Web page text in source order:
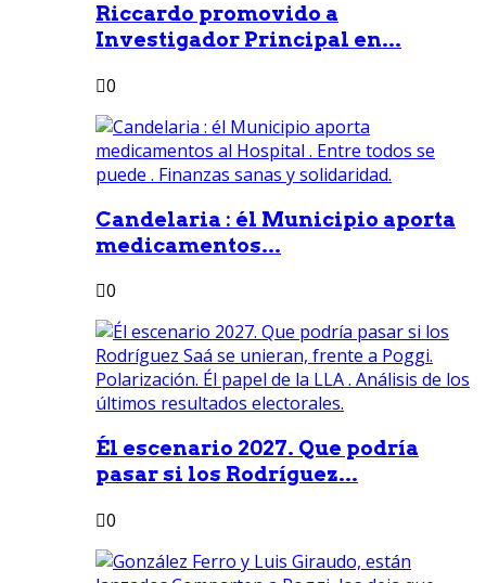
Riccardo promovido a
Investigador Principal en...
0
Candelaria : él Municipio aporta
medicamentos...
0
Él escenario 2027. Que podría
pasar si los Rodríguez...
0